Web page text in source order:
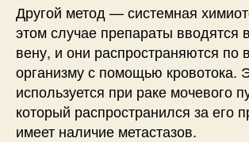
Другой метод — системная
этом случае препараты вводятся
вену, и они распространяются по
организму с помощью кровотока.
используется при раке мочевого
который распространился за его
имеет наличие метастазов.